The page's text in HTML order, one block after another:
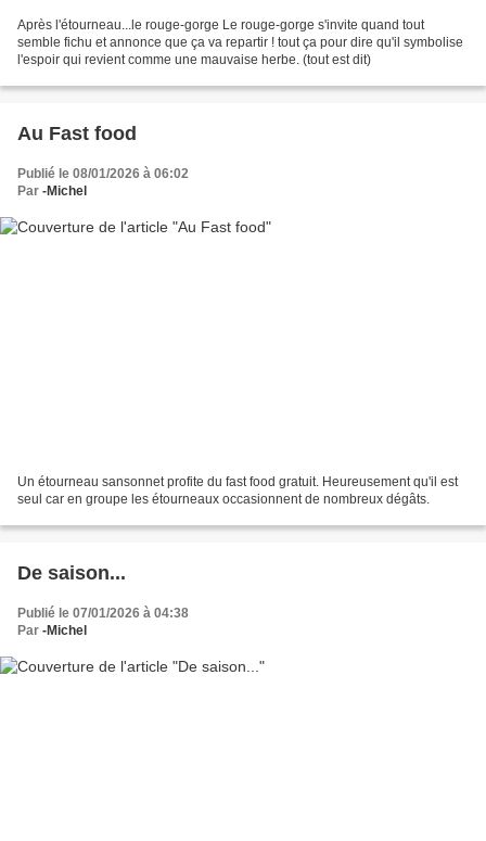
Après l'étourneau...le rouge-gorge Le rouge-gorge s'invite quand tout
semble fichu et annonce que ça va repartir ! tout ça pour dire qu'il symbolise
l'espoir qui revient comme une mauvaise herbe. (tout est dit)
Au Fast food
Publié le 08/01/2026 à 06:02
Par -Michel
Un étourneau sansonnet profite du fast food gratuit. Heureusement qu'il est
seul car en groupe les étourneaux occasionnent de nombreux dégâts.
De saison...
Publié le 07/01/2026 à 04:38
Par -Michel